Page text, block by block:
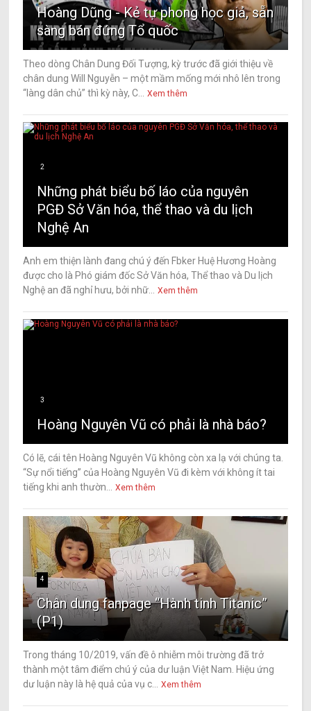
Hoàng Dũng - Kẻ tự phong học giả, sẵn
sàng bán đứng Tổ quốc
Theo dòng Chân Dung Đối Tượng, kỳ trước đã giới thiệu về
chân dung Will Nguyễn – một mầm mống mới nhô lên trong
“làng dân chủ” thì kỳ này, C...
Xem thêm
2
Những phát biểu bố láo của nguyên
PGĐ Sở Văn hóa, thể thao và du lịch
Nghệ An
Anh em thiện lành đang chú ý đến Fbker Huệ Hương Hoàng
được cho là Phó giám đốc Sở Văn hóa, Thể thao và Du lịch
Nghệ an đã nghỉ hưu, bởi nhữ...
Xem thêm
3
Hoàng Nguyên Vũ có phải là nhà báo?
Có lẽ, cái tên Hoàng Nguyên Vũ không còn xa lạ với chúng ta.
“Sự nổi tiếng” của Hoàng Nguyên Vũ đi kèm với không ít tai
tiếng khi anh thườn...
Xem thêm
4
Chân dung fanpage “Hành tinh Titanic”
(P1)
Trong tháng 10/2019, vấn đề ô nhiễm môi trường đã trở
thành một tâm điểm chú ý của dư luận Việt Nam. Hiệu ứng
dư luận này là hệ quả của vụ c...
Xem thêm